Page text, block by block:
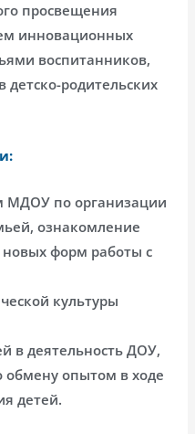
просвещения
инновационных
воспитанников,
родительских
МДОУ по организации
ознакомление
новых форм работы с
культуры
в деятельность ДОУ,
обмену опытом в ходе
детей.